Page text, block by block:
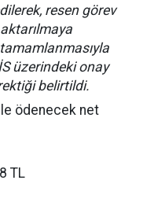
resen görev
üzerindeki onay
belirtildi.
ödenecek net
TL